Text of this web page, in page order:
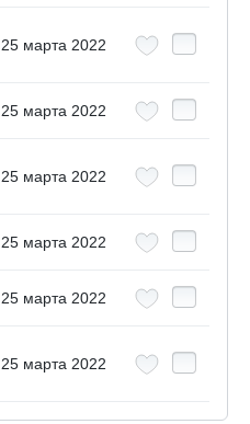
25 марта 2022
25 марта 2022
25 марта 2022
25 марта 2022
25 марта 2022
25 марта 2022